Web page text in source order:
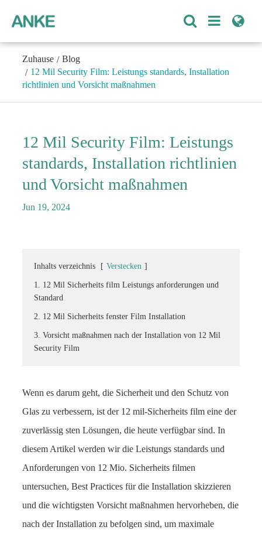
Zuhause
Blog
12 Mil Security Film: Leistungs standards, Installation
richtlinien und Vorsicht maßnahmen
12 Mil Security Film: Leistungs
standards, Installation richtlinien
und Vorsicht maßnahmen
Jun 19, 2024
Inhalts verzeichnis [ Verstecken ]
1. 12 Mil Sicherheits film Leistungs anforderungen und
Standard
2. 12 Mil Sicherheits fenster Film Installation
3. Vorsicht maßnahmen nach der Installation von 12 Mil
Security Film
Wenn es darum geht, die Sicherheit und den Schutz von
Glas zu verbessern, ist der 12 mil-Sicherheits film eine der
zuverlässig sten Lösungen, die heute verfügbar sind. In
diesem Artikel werden wir die Leistungs standards und
Anforderungen von 12 Mio. Sicherheits filmen
untersuchen, Best Practices für die Installation skizzieren
und die wichtigsten Vorsicht maßnahmen hervorheben, die
nach der Installation zu befolgen sind, um maximale